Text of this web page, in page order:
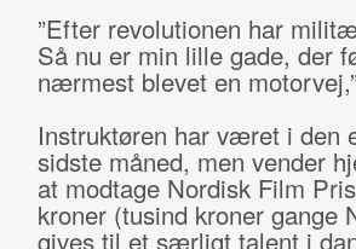
”Efter revolutionen har
Så nu er min lille gade, der
nærmest blevet en
Instruktøren har været i den
sidste måned, men vender
at modtage Nordisk Film
kroner (tusind kroner gange
gives til et særligt talent i